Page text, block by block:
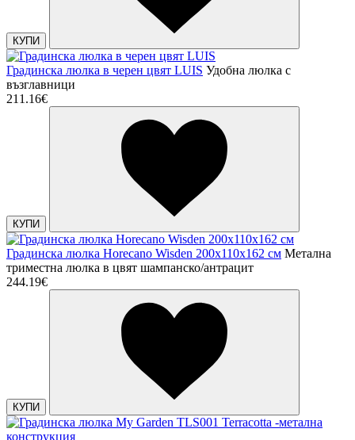
КУПИ
Градинска люлка в черен цвят LUIS Удобна люлка с
възглавници
211.16€
КУПИ
Градинска люлка Horecano Wisden 200х110х162 см Метална
триместна люлка в цвят шампанско/антрацит
244.19€
КУПИ